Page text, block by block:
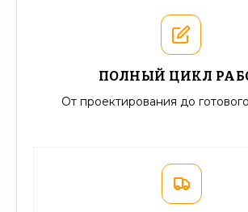
ПОЛНЫЙ ЦИКЛ
От проектирования до